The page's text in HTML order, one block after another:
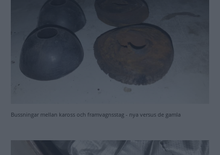
Bussningar mellan kaross och framvagnsstag - nya versus de gamla